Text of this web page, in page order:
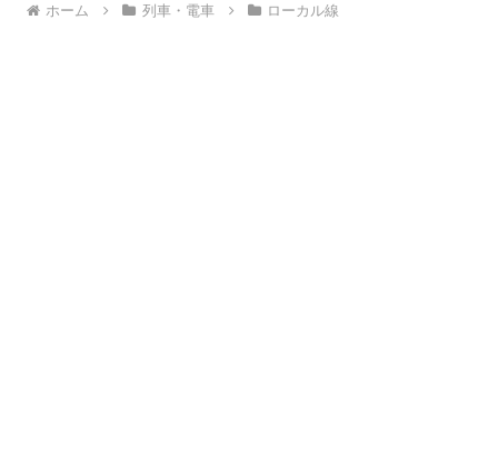
ホーム 列車・電車 ローカル線